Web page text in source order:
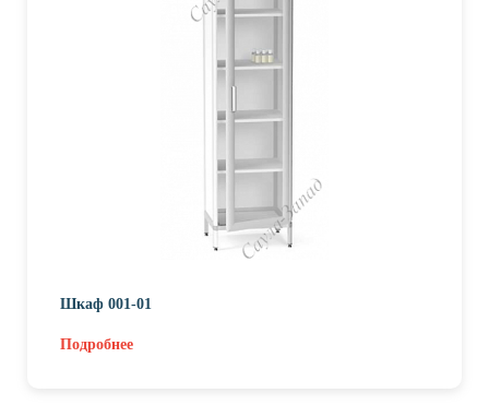
Шкаф 001-01
Подробнее